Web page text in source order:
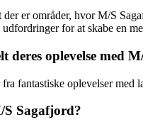
er områder, hvor M/S
for at skabe en
oplevelse med
fantastiske oplevelser
Sagafjord?